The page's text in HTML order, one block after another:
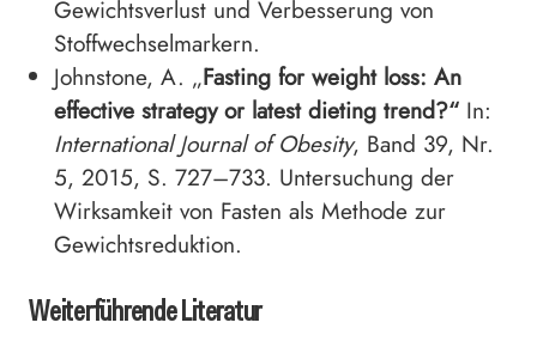
Gewichtsverlust und Verbesserung von
Stoffwechselmarkern.
Johnstone, A. „Fasting for weight loss: An
effective strategy or latest dieting trend?“ In:
International Journal of Obesity, Band 39, Nr.
5, 2015, S. 727–733. Untersuchung der
Wirksamkeit von Fasten als Methode zur
Gewichtsreduktion.
Weiterführende Literatur